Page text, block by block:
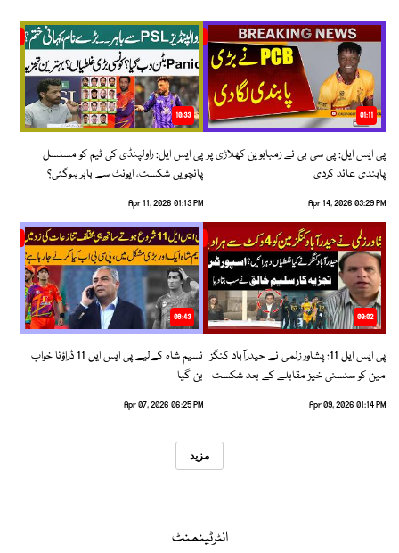
01:11
پی ایس ایل: پی سی بی نے زمبابوین کھلاڑی پر
پابندی عائد کردی
Apr 14, 2026 03:29 PM
10:33
پی ایس ایل: راولپنڈی کی ٹیم کو مسلسل
پانچویں شکست، ایونٹ سے باہر ہوگئی؟
Apr 11, 2026 01:13 PM
09:02
پی ایس ایل 11: پشاور زلمی نے حیدرآباد کنگز
مین کو سنسنی خیز مقابلے کے بعد شکست
Apr 09, 2026 01:14 PM
06:43
نسیم شاہ کےلیے پی ایس ایل 11 ڈراؤنا خواب
بن گیا
Apr 07, 2026 06:25 PM
مزید
انٹرٹینمنٹ